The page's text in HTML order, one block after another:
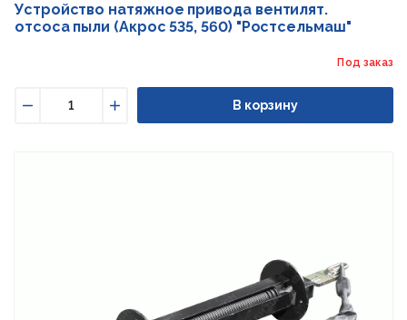
Устройство натяжное привода вентилят.
отсоса пыли (Акрос 535, 560) "Ростсельмаш"
Под заказ
Увеличить
В корзину